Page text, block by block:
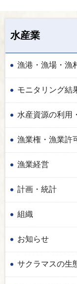
水産業
漁港・漁場・漁
モニタリング結
水産資源の利用
漁業権・漁業許
漁業経営
計画・統計
組織
お知らせ
サクラマスの生